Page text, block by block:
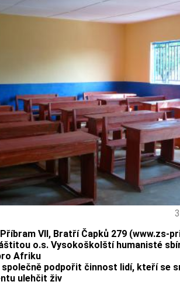
VII, Bratří Čapků 279 (www.zs-
o.s. Vysokoškolští humanisté
Afriku
podpořit činnost lidí, kteří se
ulehčit živ